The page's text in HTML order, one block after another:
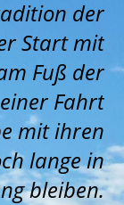
der
Start mit
Fuß der
Fahrt
mit ihren
lange in
bleiben.